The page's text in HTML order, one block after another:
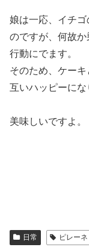
娘は一応、イチ
のですが、何故
行動にでます。
そのため、ケー
互いハッピーにな
美味しいですよ。
日常 ピレーネ